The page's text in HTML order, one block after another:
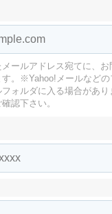
ールアドレス宛てに、お
。
※Yahoo!メールなどの
ォルダに入る場合があり
認下さい。